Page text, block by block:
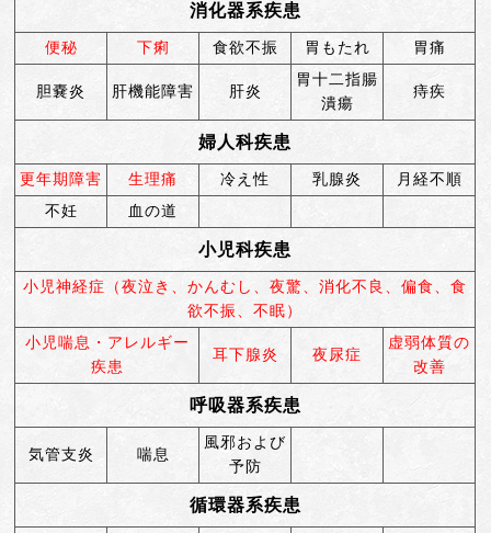
消化器系疾患
便秘 下痢 食欲不振 胃もたれ 胃痛
胆嚢炎 肝機能障害 肝炎
胃十二指腸
潰瘍
痔疾
婦人科疾患
更年期障害 生理痛 冷え性 乳腺炎
月経不順
不妊
血の道
小児科疾患
小児神経症（夜泣き、かんむし、夜驚、消化不良、偏食、食
欲不振、不眠）
小児喘息・アレルギー
疾患
耳下腺炎 夜尿症
虚弱体質の
改善
呼吸器系疾患
気管支炎 喘息
風邪および
予防
循環器系疾患